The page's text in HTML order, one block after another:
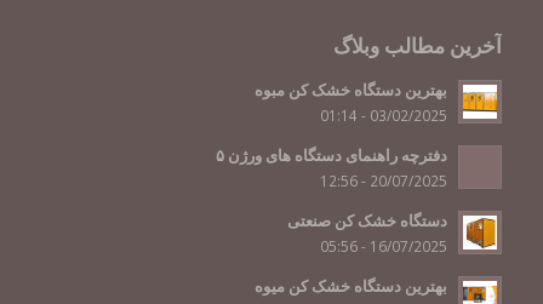
آخرین مطالب وبلاگ
بهترین دستگاه خشک کن مبوه
03/02/2025 - 01:14
دفترچه راهنمای دستگاه های ورژن ۵
20/07/2025 - 12:56
دستگاه خشک کن صنعتی
16/07/2025 - 05:56
بهترین دستگاه خشک کن میوه